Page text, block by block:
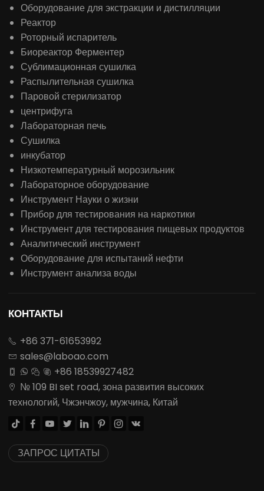
Оборудование для экстракции и дистилляции
Реактор
Роторный испаритель
Биореактор Ферментер
Сублимационная сушилка
Распылительная сушилка
Паровой стерилизатор
центрифуга
Лабораторная печь
Сушилка
инкубатор
Низкотемпературный морозильник
Лабораторное оборудование
Инструмент Науки о жизни
Прибор для тестирования на наркотики
Инструмент для тестирования пищевых продуктов
Аналитический инструмент
Оборудование для испытаний нефти
Инструмент анализа воды
КОНТАКТЫ
 +86 371-61653992
 sales@laboao.com
    +86 18539927482

№ 109 BI set road, зона развития высоких
технологий, Чжэнчжоу, мужчина, Китай
       
ЗАПРОС ЦИТАТЫ